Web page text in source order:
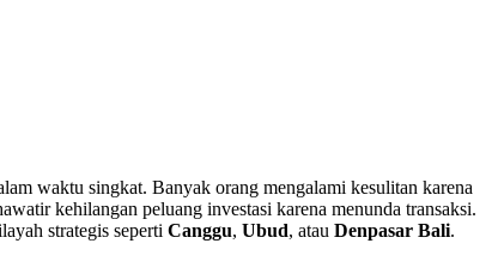
waktu singkat. Banyak orang mengalami kesulitan karena
kehilangan peluang investasi karena menunda transaksi.
strategis seperti Canggu, Ubud, atau Denpasar Bali.